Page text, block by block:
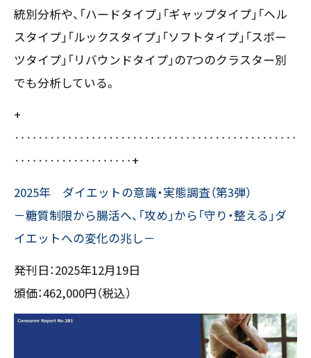
TPCマーケティングリサーチ株式会社
大阪市西区新町2-4-2 なにわ筋SIAビル［
統別分析や、「ハードタイプ」「ギャップタイプ」「ヘル
スタイプ」「ルックスタイプ」「ソフトタイプ」「スポー
ツタイプ」「リバウンドタイプ」の7つのクラスター別
でも分析している。
+
‥‥‥‥‥‥‥‥‥‥‥‥‥‥‥‥‥‥‥‥‥‥‥‥
‥‥‥‥‥‥‥‥‥‥+
2025年 ダイエットの意識・実態調査（第3弾）
－糖質制限から腸活へ、「攻め」から「守り・整える」ダ
イエットへの変化の兆し－
発刊日：2025年12月19日
頒価：462,000円（税込）